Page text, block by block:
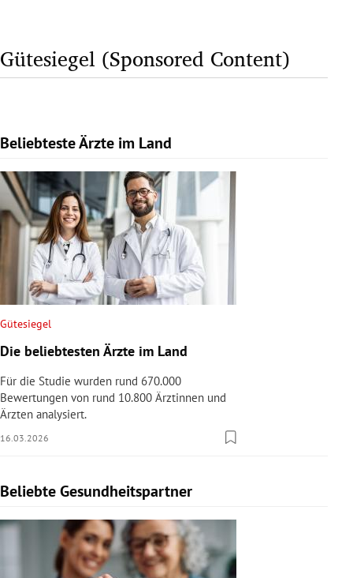
Gütesiegel (Sponsored Content)
Beliebteste Ärzte im Land
Slide 1 von 1
Gütesiegel
Die beliebtesten Ärzte im Land
Für die Studie wurden rund 670.000
Bewertungen von rund 10.800 Ärztinnen und
Ärzten analysiert.
16.03.2026
Beliebte Gesundheitspartner
Slide 1 von 1